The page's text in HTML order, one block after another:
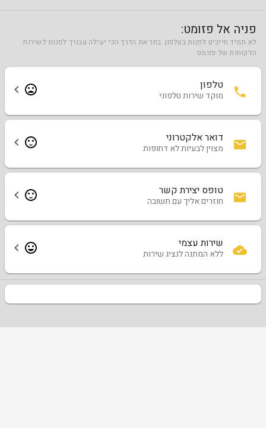
פניה אל פזומט:
לא תמיד חייבים לפנות בטלפון. בחר את הדרך הכי יעילה עבורך לפנות לשירות
הלקוחות של פזומט
טלפון
מוקד שירות טלפוני
דואר אלקטרוני
מצוין לבעיות לא דחופות
טופס יצירת קשר
חוזרים אליך עם תשובה
שירות עצמי
ללא המתנה לנציג שירות